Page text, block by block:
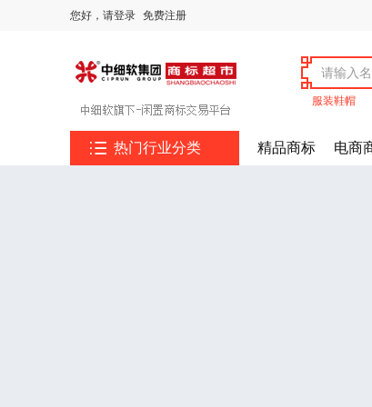
您好， 请登录 免费注册
服装鞋帽
 热门行业分类 精品商标 电商